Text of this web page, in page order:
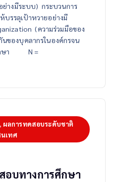
ย่างมีระบบ) กระบวนการ
บรรลุเป้าหวายอย่างมี
(ความร่วมมือของ
นของบุคลากรในองค์กรจน
ศึกษา N =
, ผลการทดสอบระดับชาติ
เทศ
อบทางการศึกษา